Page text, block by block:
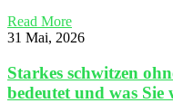
Read More
31 Mai, 2026
Starkes schwitzen
bedeutet und was Sie